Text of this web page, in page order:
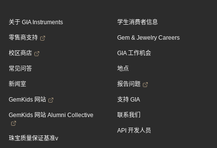
关于 GIA Instruments
零售商支持
校区商店
常见问答
新闻室
GemKids 网站
GemKids 网站 Alumni Collective
珠宝质量保证基准v
学生消费者信息
Gem & Jewelry Careers
GIA 工作机会
地点
报告问题
支持 GIA
联系我们
API 开发人员